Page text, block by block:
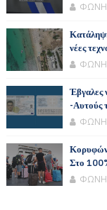
ΦΩΝΗ
νέες
ΦΩΝΗ
Έβγαλες
-Αυτούς
ΦΩΝΗ
Στο
ΦΩΝΗ